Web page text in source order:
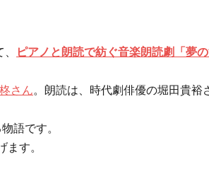
ピアノと朗読で紡ぐ音楽朗読劇「夢の
さん。朗読は、時代劇俳優の堀田貴裕
語です。
す。